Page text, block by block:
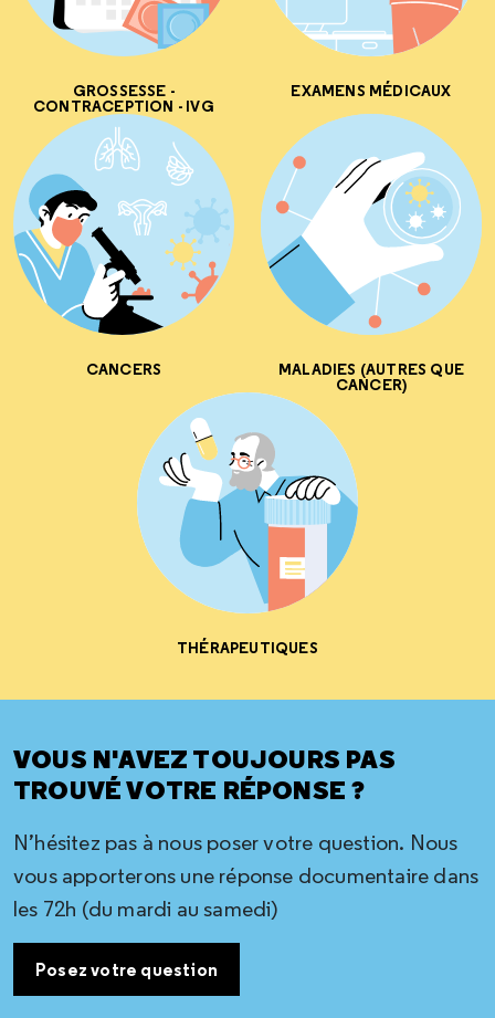
GROSSESSE -
CONTRACEPTION - IVG
EXAMENS MÉDICAUX
CANCERS MALADIES (AUTRES QUE
CANCER)
THÉRAPEUTIQUES
VOUS N'AVEZ TOUJOURS PAS
TROUVÉ VOTRE RÉPONSE ?
N’hésitez pas à nous poser votre question. Nous
vous apporterons une réponse documentaire dans
les 72h (du mardi au samedi)
Posez votre question